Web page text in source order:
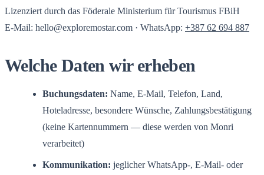
Lizenziert durch das Föderale Ministerium für Tourismus FBiH
E-Mail: hello@exploremostar.com · WhatsApp: +387 62 694 887
Welche Daten wir erheben
Buchungsdaten: Name, E-Mail, Telefon, Land,
Hoteladresse, besondere Wünsche, Zahlungsbestätigung
(keine Kartennummern — diese werden von Monri
verarbeitet)
Kommunikation: jeglicher WhatsApp-, E-Mail- oder